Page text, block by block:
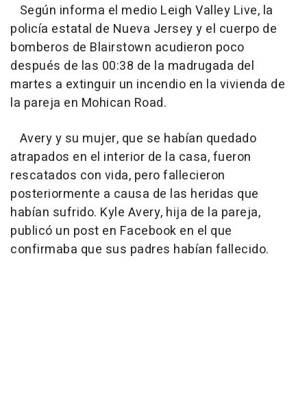
Según informa el medio Leigh Valley Live, la
policía estatal de Nueva Jersey y el cuerpo de
bomberos de Blairstown acudieron poco
después de las 00:38 de la madrugada del
martes a extinguir un incendio en la vivienda de
la pareja en Mohican Road.
Avery y su mujer, que se habían quedado
atrapados en el interior de la casa, fueron
rescatados con vida, pero fallecieron
posteriormente a causa de las heridas que
habían sufrido. Kyle Avery, hija de la pareja,
publicó un post en Facebook en el que
confirmaba que sus padres habían fallecido.